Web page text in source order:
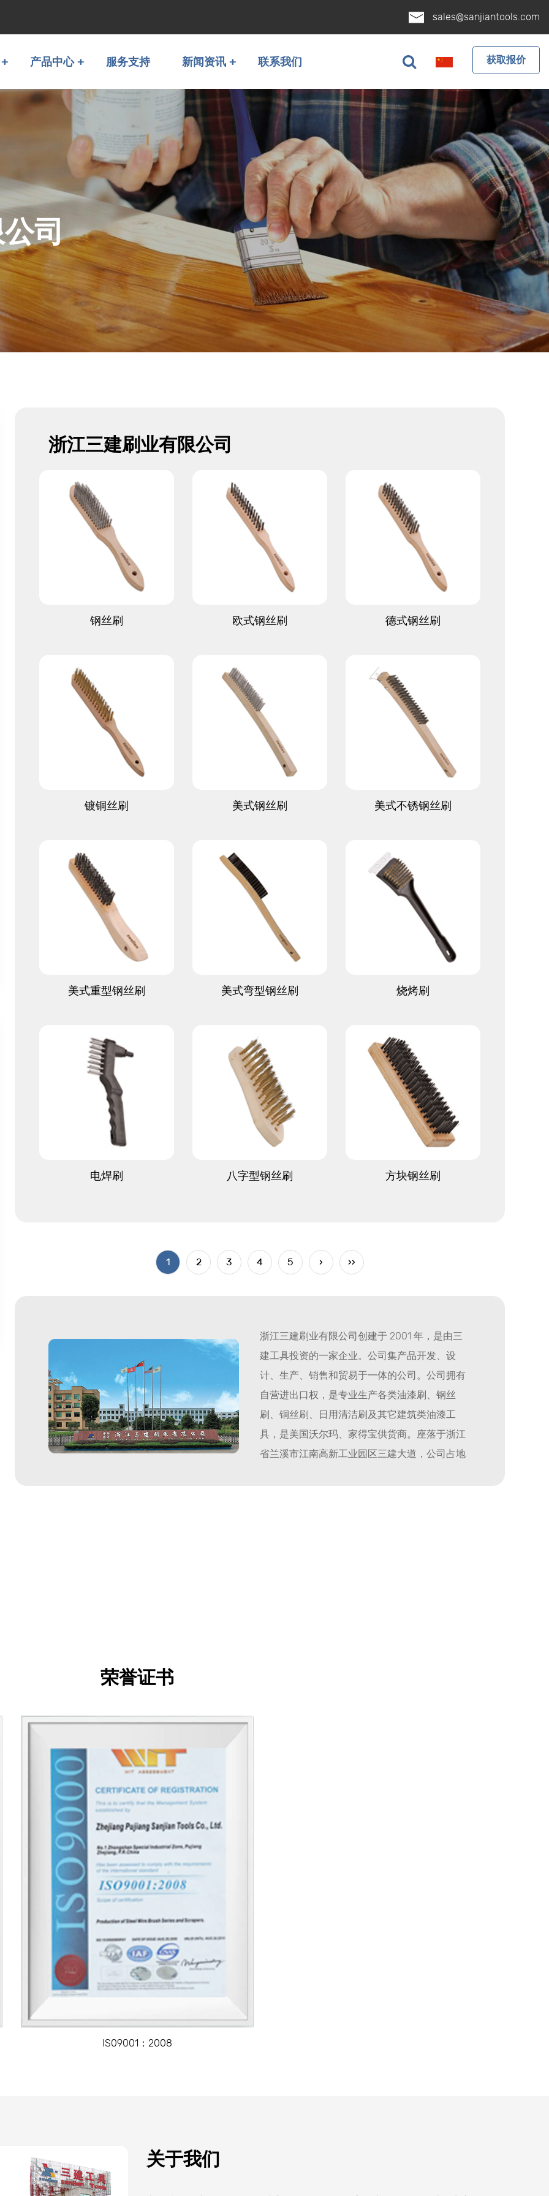
sales@sanjiantools.com
产品中心 服务支持 新闻资讯 联系我们 获取报价
司
浙江三建刷业有限公司
查看更多
钢丝刷 查看更多
欧式钢丝刷 查看更多
德式钢丝刷
查看更多
镀铜丝刷 查看更多
美式钢丝刷 查看更多
美式不锈钢丝刷
查看更多
美式重型钢丝刷 查看更多
美式弯型钢丝刷 查看更多
烧烤刷
查看更多
电焊刷 查看更多
八字型钢丝刷 查看更多
方块钢丝刷
1 2 3 4 5 › ››
浙江三建刷业有限公司创建于 2001 年，是由三
建工具投资的一家企业。公司集产品开发、设
计、生产、销售和贸易于一体的公司。公司拥有
自营进出口权，是专业生产各类油漆刷、钢丝
刷、铜丝刷、日用清洁刷及其它建筑类油漆工
具，是美国沃尔玛、家得宝供货商。座落于浙江
省兰溪市江南高新工业园区三建大道，公司占地
荣誉证书
IS09001：2008
关于我们